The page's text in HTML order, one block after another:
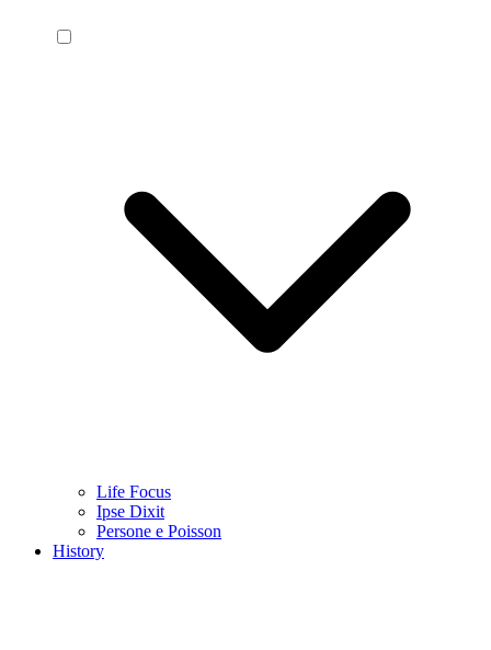
Life Focus
Ipse Dixit
Persone e Poisson
History